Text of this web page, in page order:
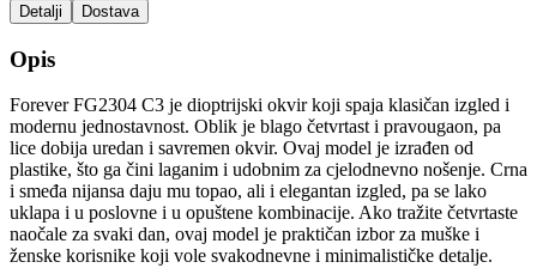
Detalji Dostava
Opis
Forever FG2304 C3 je dioptrijski okvir koji spaja klasičan izgled i
modernu jednostavnost. Oblik je blago četvrtast i pravougaon, pa
lice dobija uredan i savremen okvir. Ovaj model je izrađen od
plastike, što ga čini laganim i udobnim za cjelodnevno nošenje. Crna
i smeđa nijansa daju mu topao, ali i elegantan izgled, pa se lako
uklapa i u poslovne i u opuštene kombinacije. Ako tražite četvrtaste
naočale za svaki dan, ovaj model je praktičan izbor za muške i
ženske korisnike koji vole svakodnevne i minimalističke detalje.